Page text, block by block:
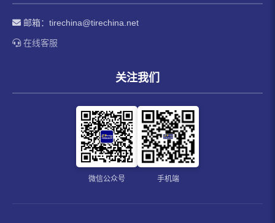
邮箱： tirechina@tirechina.net
在线客服
关注我们
微信公众号 手机端